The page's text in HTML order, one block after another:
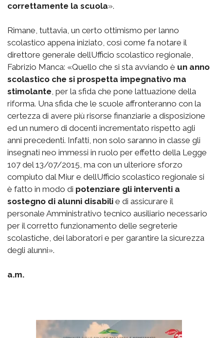
correttamente la scuola».
Rimane, tuttavia, un certo ottimismo per lanno
scolastico appena iniziato, così come fa notare il
direttore generale dellUfficio scolastico regionale,
Fabrizio Manca: «Quello che si sta avviando è un anno
scolastico che si prospetta impegnativo ma
stimolante , per la sfida che pone lattuazione della
riforma. Una sfida che le scuole affronteranno con la
certezza di avere più risorse finanziarie a disposizione
ed un numero di docenti incrementato rispetto agli
anni precedenti. Infatti, non solo saranno in classe gli
insegnati neo immessi in ruolo per effetto della Legge
107 del 13/07/2015, ma con un ulteriore sforzo
compiuto dal Miur e dellUfficio scolastico regionale si
è fatto in modo di potenziare gli interventi a
sostegno di alunni disabili e di assicurare il
personale Amministrativo tecnico ausiliario necessario
per il corretto funzionamento delle segreterie
scolastiche, dei laboratori e per garantire la sicurezza
degli alunni».
a.m.